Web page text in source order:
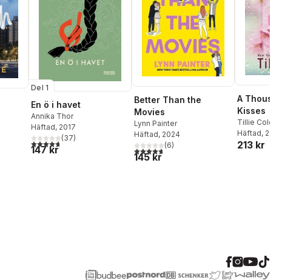
antal röster:
Del 1
En ö i havet
Annika Thor
Häftad, 2017
4,7utav 5 stjärnor. Totalt antal röster:
(37)
147 kr
Better Than the
Movies
Lynn Painter
Häftad, 2024
4,7utav 5 stjärnor. Totalt antal röster:
(6)
145 kr
A Thousand
Kisses
Tillie Cole
Häftad, 2023
213 kr